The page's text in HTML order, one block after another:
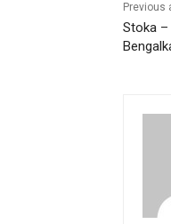
Previous
Stoka –